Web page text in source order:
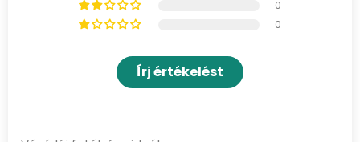
0
0
Írj értékelést